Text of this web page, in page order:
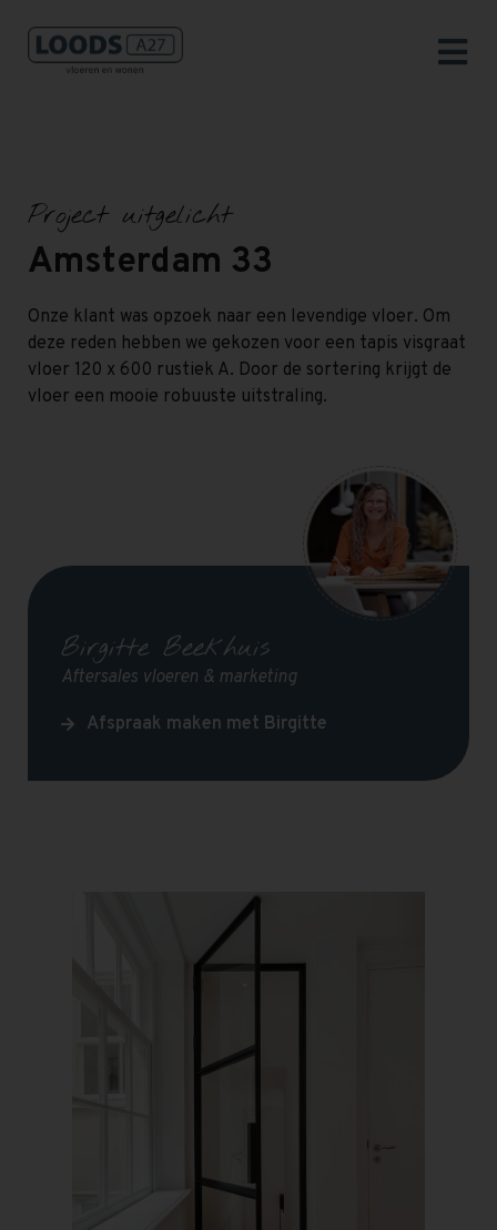
Project uitgelicht
Amsterdam 33
Onze klant was opzoek naar een levendige vloer. Om
deze reden hebben we gekozen voor een tapis visgraat
vloer 120 x 600 rustiek A. Door de sortering krijgt de
vloer een mooie robuuste uitstraling.
Birgitte Beekhuis
Aftersales vloeren & marketing
Afspraak maken met Birgitte